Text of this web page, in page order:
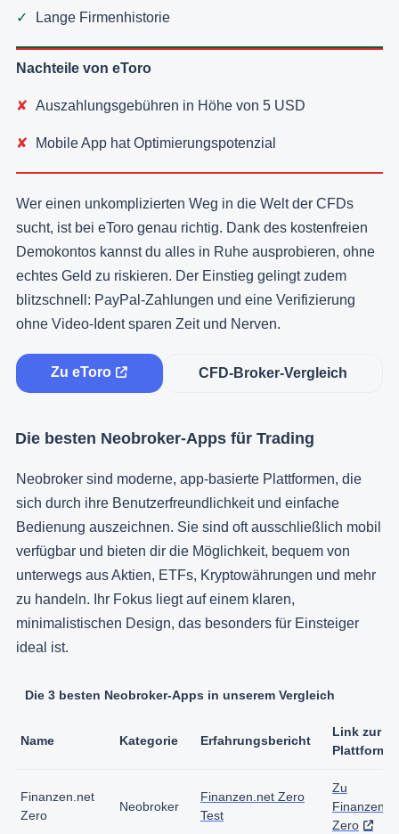
Lange Firmenhistorie
Nachteile von eToro
Auszahlungsgebühren in Höhe von 5 USD
Mobile App hat Optimierungspotenzial
Wer einen unkomplizierten Weg in die Welt der CFDs
sucht, ist bei eToro genau richtig. Dank des kostenfreien
Demokontos kannst du alles in Ruhe ausprobieren, ohne
echtes Geld zu riskieren. Der Einstieg gelingt zudem
blitzschnell: PayPal-Zahlungen und eine Verifizierung
ohne Video-Ident sparen Zeit und Nerven.
Zu eToro CFD-Broker-Vergleich
Die besten Neobroker-Apps für Trading
Neobroker sind moderne, app-basierte Plattformen, die
sich durch ihre Benutzerfreundlichkeit und einfache
Bedienung auszeichnen. Sie sind oft ausschließlich mobil
verfügbar und bieten dir die Möglichkeit, bequem von
unterwegs aus Aktien, ETFs, Kryptowährungen und mehr
zu handeln. Ihr Fokus liegt auf einem klaren,
minimalistischen Design, das besonders für Einsteiger
ideal ist.
Die 3 besten Neobroker-Apps in unserem Vergleich
Name Kategorie Erfahrungsbericht
Link zur
Plattform
Finanzen.net
Zero
Neobroker
Finanzen.net Zero
Test
Zu
Zero